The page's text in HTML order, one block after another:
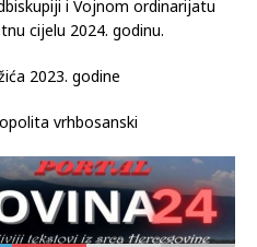
i ostane, svim
i ostalim Kristovim
i Vojnom ordinarijatu
cijelu 2024. godinu.
2023. godine
vrhbosanski